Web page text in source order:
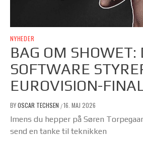
NYHEDER
BAG OM SHOWET:
SOFTWARE
EUROVISION-
BYOSCAR TECHSEN /16. MAJ 2026
Imens du hepper på Søren
send en tanke til teknikken